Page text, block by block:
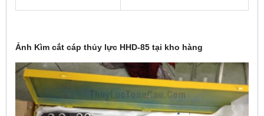
Ảnh Kìm cắt cáp thủy lực HHD-85 tại kho hàng